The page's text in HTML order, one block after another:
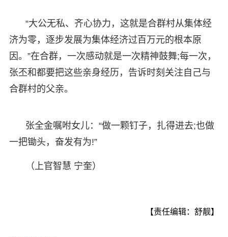
“大公无私、齐心协力，这就是合群村从集体经
济为零，逐步发展为集体经济过百万元的根本原
因。”在合群，一次感动就是一次精神鼓舞;每一次，
张丕和都要把这些亲身经历，告诉时刻关注自己与
合群村的父亲。
张全金嘱咐女儿：“做一颗钉子，扎得进去;也做
一把锄头，奋发有为!”
（上官智慧 宁奎）
【责任编辑：舒靓】